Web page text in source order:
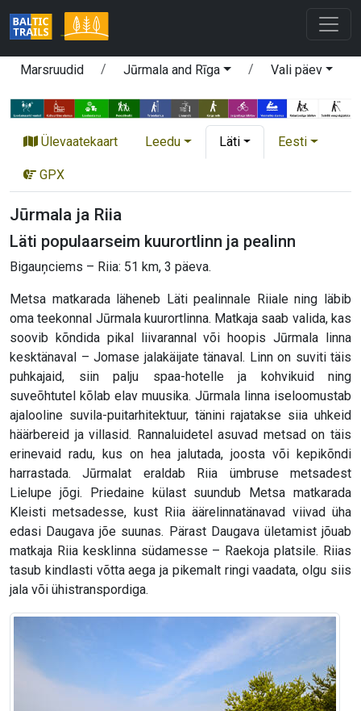
Marsruudid Jūrmala and Rīga Vali päev
Ülevaatekaart Leedu Läti Eesti
GPX
Jūrmala ja Riia
Läti populaarseim kuurortlinn ja pealinn
Bigauņciems – Riia: 51 km, 3 päeva.
Metsa matkarada läheneb Läti pealinnale Riiale ning läbib
oma teekonnal Jūrmala kuurortlinna. Matkaja saab valida, kas
soovib kõndida pikal liivarannal või hoopis Jūrmala linna
kesktänaval – Jomase jalakäijate tänaval. Linn on suviti täis
puhkajaid, siin palju spaa-hotelle ja kohvikuid ning
suveõhtutel kõlab elav muusika. Jūrmala linna iseloomustab
ajalooline suvila-puitarhitektuur, tänini rajatakse siia uhkeid
häärbereid ja villasid. Rannaluidetel asuvad metsad on täis
erinevaid radu, kus on hea jalutada, joosta või kepikõndi
harrastada. Jūrmalat eraldab Riia ümbruse metsadest
Lielupe jõgi. Priedaine külast suundub Metsa matkarada
Kleisti metsadesse, kust Riia äärelinnatänavad viivad üha
edasi Daugava jõe suunas. Pärast Daugava ületamist jõuab
matkaja Riia kesklinna südamesse – Raekoja platsile. Riias
tasub kindlasti võtta aega ja pikemalt ringi vaadata, olgu siis
jala või ühistranspordiga.